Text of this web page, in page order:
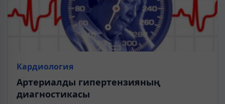
Кардиология
Артериалды гипертензияның
диагностикасы